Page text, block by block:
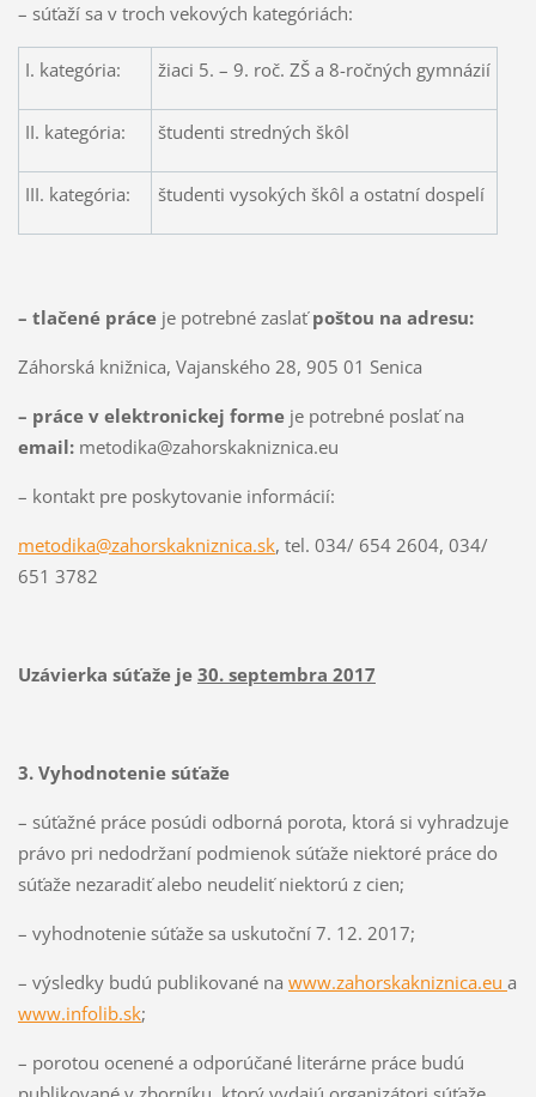
– súťaží sa v troch vekových kategóriách:
I. kategória: žiaci 5. – 9. roč. ZŠ a 8-ročných gymnázií
II. kategória: študenti stredných škôl
III. kategória: študenti vysokých škôl a ostatní dospelí
– tlačené práceje potrebné zaslaťpoštou na adresu:
Záhorská knižnica, Vajanského 28, 905 01 Senica
– práce v elektronickej formeje potrebné poslať na
email:metodika@zahorskakniznica.eu
– kontakt pre poskytovanie informácií:
metodika@zahorskakniznica.sk, tel. 034/ 654 2604, 034/
651 3782
Uzávierka súťaže je 30. septembra 2017
3. Vyhodnotenie súťaže
– súťažné práce posúdi odborná porota, ktorá si vyhradzuje
právo pri nedodržaní podmienok súťaže niektoré práce do
súťaže nezaradiť alebo neudeliť niektorú z cien;
– vyhodnotenie súťaže sa uskutoční 7. 12. 2017;
– výsledky budú publikované na www.zahorskakniznica.eu a
www.infolib.sk;
– porotou ocenené a odporúčané literárne práce budú